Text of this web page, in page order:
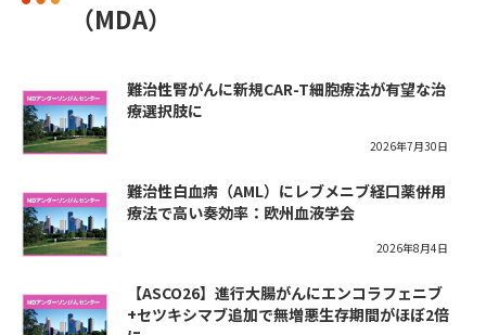
（MDA）
難治性腎がんに新規CAR-T細胞療法が有望な治
療選択肢に
2026年7月30日
難治性白血病（AML）にレブメニブ経口薬併用
療法で高い奏効率：欧州血液学会
2026年8月4日
【ASCO26】進行大腸がんにエンコラフェニブ
+セツキシマブ追加で無増悪生存期間がほぼ2倍